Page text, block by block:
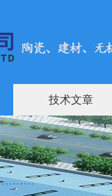
技术文章